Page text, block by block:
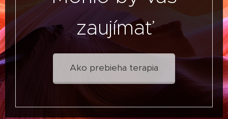
zaujímať
Ako prebieha terapia